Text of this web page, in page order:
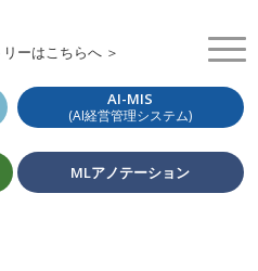
ーはこちらへ ＞
AI-MIS
(AI経営管理システム)
MLアノテーション